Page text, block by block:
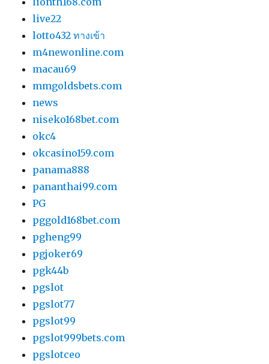
live22
lotto432 ทางเข้า
m4newonline.com
macau69
mmgoldsbets.com
news
niseko168bet.com
okc4
okcasino159.com
panama888
pananthai99.com
PG
pggold168bet.com
pgheng99
pgjoker69
pgk44b
pgslot
pgslot77
pgslot99
pgslot999bets.com
pgslotceo